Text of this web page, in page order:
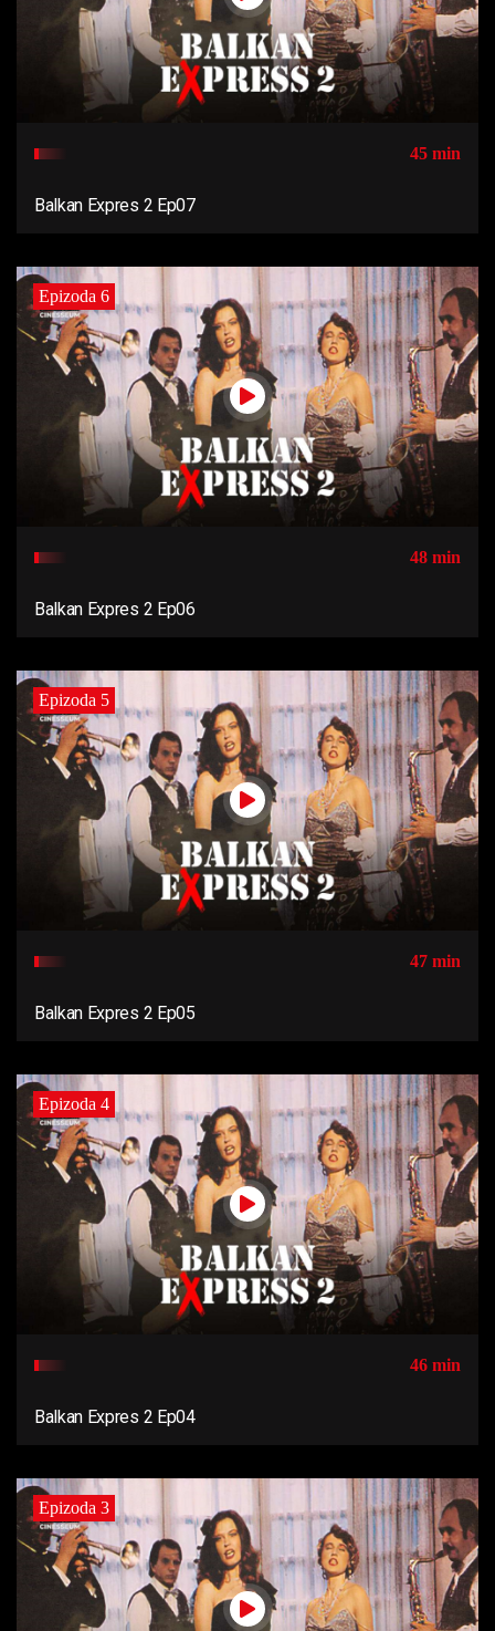
45 min
Balkan Expres 2 Ep07
Epizoda 6
48 min
Balkan Expres 2 Ep06
Epizoda 5
47 min
Balkan Expres 2 Ep05
Epizoda 4
46 min
Balkan Expres 2 Ep04
Epizoda 3